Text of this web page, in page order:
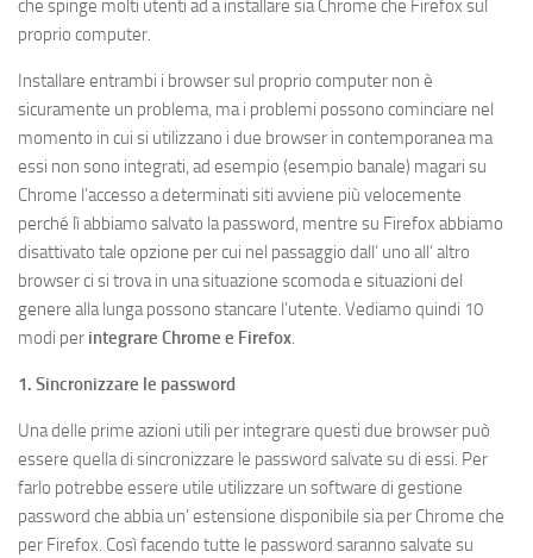
che spinge molti utenti ad a installare sia Chrome che Firefox sul
proprio computer.
Installare entrambi i browser sul proprio computer non è
sicuramente un problema, ma i problemi possono cominciare nel
momento in cui si utilizzano i due browser in contemporanea ma
essi non sono integrati, ad esempio (esempio banale) magari su
Chrome l’accesso a determinati siti avviene più velocemente
perché lì abbiamo salvato la password, mentre su Firefox abbiamo
disattivato tale opzione per cui nel passaggio dall’ uno all’ altro
browser ci si trova in una situazione scomoda e situazioni del
genere alla lunga possono stancare l’utente. Vediamo quindi 10
modi per integrare Chrome e Firefox.
1. Sincronizzare le password
Una delle prime azioni utili per integrare questi due browser può
essere quella di sincronizzare le password salvate su di essi. Per
farlo potrebbe essere utile utilizzare un software di gestione
password che abbia un’ estensione disponibile sia per Chrome che
per Firefox. Così facendo tutte le password saranno salvate su